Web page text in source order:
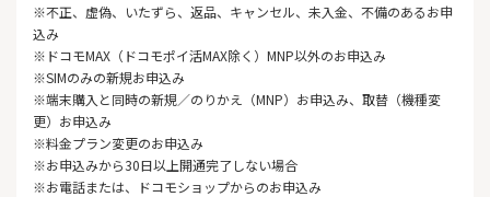
※不正、虚偽、いたずら、返品、キャンセル、未入金、不備のあるお申
込み
※ドコモMAX（ドコモポイ活MAX除く）MNP以外のお申込み
※SIMのみの新規お申込み
※端末購入と同時の新規／のりかえ（MNP）お申込み、取替（機種変
更）お申込み
※料金プラン変更のお申込み
※お申込みから30日以上開通完了しない場合
※お電話または、ドコモショップからのお申込み